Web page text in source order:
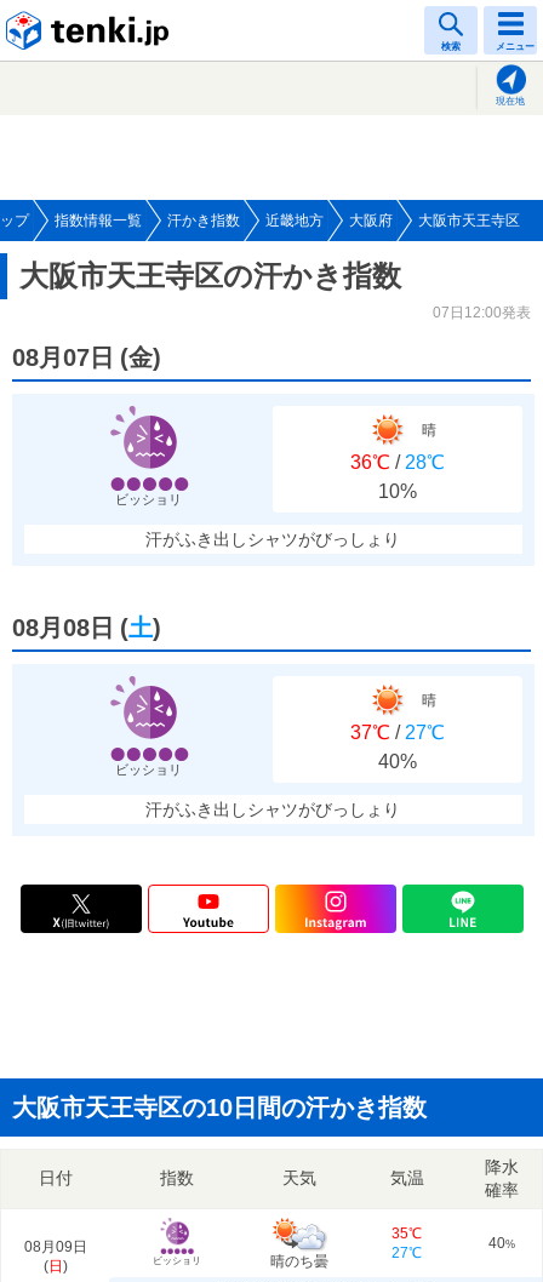
検索 メニュー
現在地
プ 指数情報一覧 汗かき指数 近畿地方 大阪府 大阪市天王寺区
大阪市天王寺区の汗かき指数
07日12:00発表
08月07日 (金)
ビッショリ
晴
36℃ / 28℃
10%
汗がふき出しシャツがびっしょり
08月08日 (土)
ビッショリ
晴
37℃ / 27℃
40%
汗がふき出しシャツがびっしょり
大阪市天王寺区の10日間の汗かき指数
日付 指数 天気 気温
降水
確率
08月09日
(日 ) ビッショリ 晴のち曇
35℃
27℃
40%